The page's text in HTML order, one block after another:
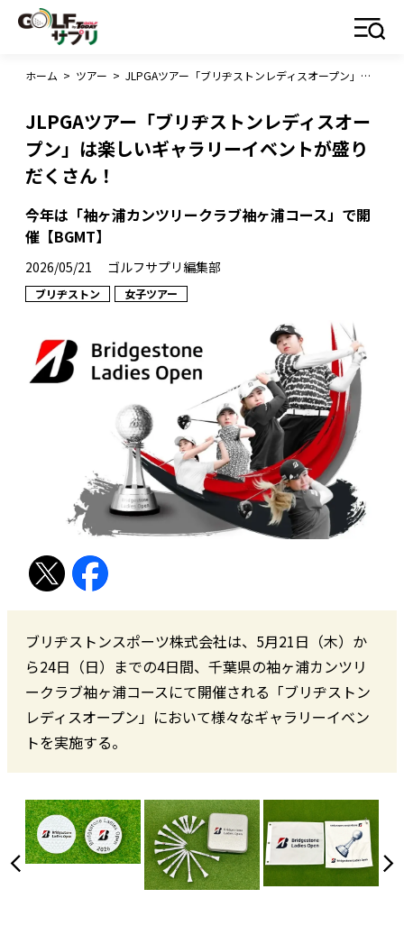
ホーム > ツアー > JLPGAツアー「ブリヂストンレディスオープン」は楽しいギャラリーイベントが盛りだくさん！
JLPGAツアー「ブリヂストンレディスオー
プン」は楽しいギャラリーイベントが盛り
だくさん！
今年は「袖ヶ浦カンツリークラブ袖ヶ浦コース」で開
催【BGMT】
2026/05/21 ゴルフサプリ編集部
ブリヂストン 女子ツアー
ブリヂストンスポーツ株式会社は、5月21日（木）か
ら24日（日）までの4日間、千葉県の袖ヶ浦カンツリ
ークラブ袖ヶ浦コースにて開催される「ブリヂストン
レディスオープン」において様々なギャラリーイベン
トを実施する。